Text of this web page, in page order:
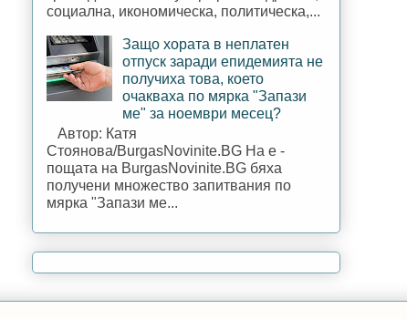
социална, икономическа, политическа,...
Защо хората в неплатен
отпуск заради епидемията не
получиха това, което
очакваха по мярка "Запази
ме" за ноември месец?
Автор: Катя
Стоянова/BurgasNovinite.BG На е -
пощата на BurgasNovinite.BG бяха
получени множество запитвания по
мярка "Запази ме...